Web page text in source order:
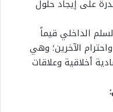
على إيجاد حلول
الداخلي قيماً
الآخرين؛ وهي
أخلاقية وعلاقات